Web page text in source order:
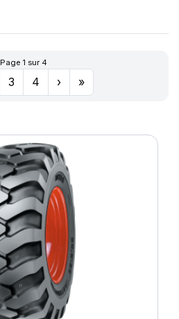
Page 1 sur 4
3 4 › »